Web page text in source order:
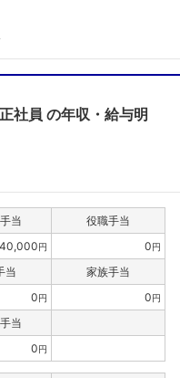
正社員 の年収・給与明
当
役職手当
40,000円 0円
当
家族手当
0円 0円
当
0円